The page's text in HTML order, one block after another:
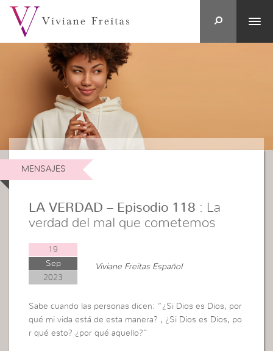
MENSAJES
LA VERDAD – Episodio 118 : La
verdad del mal que cometemos
19
Sep
2023
Viviane Freitas Español
Sabe cuando las personas dicen: “¿Si Dios es Dios, por
qué mi vida está de esta manera? , ¿Si Dios es Dios, po
r qué esto? ¿por qué aquello?”